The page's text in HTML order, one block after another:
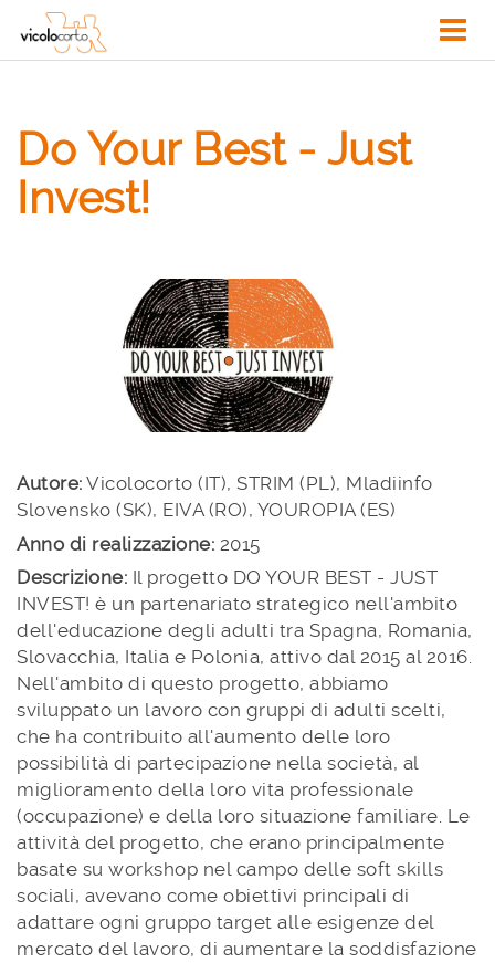
Do Your Best - Just
Invest!
Autore: Vicolocorto (IT), STRIM (PL), Mladiinfo
Slovensko (SK), EIVA (RO), YOUROPIA (ES)
Anno di realizzazione: 2015
Descrizione: Il progetto DO YOUR BEST - JUST
INVEST! è un partenariato strategico nell'ambito
dell'educazione degli adulti tra Spagna, Romania,
Slovacchia, Italia e Polonia, attivo dal 2015 al 2016.
Nell'ambito di questo progetto, abbiamo
sviluppato un lavoro con gruppi di adulti scelti,
che ha contribuito all'aumento delle loro
possibilità di partecipazione nella società, al
miglioramento della loro vita professionale
(occupazione) e della loro situazione familiare. Le
attività del progetto, che erano principalmente
basate su workshop nel campo delle soft skills
sociali, avevano come obiettivi principali di
adattare ogni gruppo target alle esigenze del
mercato del lavoro, di aumentare la soddisfazione